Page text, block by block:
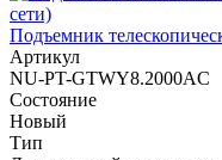
Подъемник
Артикул
NU-PT-GTWY8.2000AC
Состояние
Новый
Тип